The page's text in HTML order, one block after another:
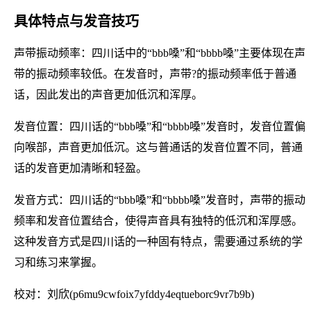
具体特点与发音技巧
声带振动频率：四川话中的“bbb嗓”和“bbbb嗓”主要体现在声
带的振动频率较低。在发音时，声带?的振动频率低于普通
话，因此发出的声音更加低沉和浑厚。
发音位置：四川话的“bbb嗓”和“bbbb嗓”发音时，发音位置偏
向喉部，声音更加低沉。这与普通话的发音位置不同，普通
话的发音更加清晰和轻盈。
发音方式：四川话的“bbb嗓”和“bbbb嗓”发音时，声带的振动
频率和发音位置结合，使得声音具有独特的低沉和浑厚感。
这种发音方式是四川话的一种固有特点，需要通过系统的学
习和练习来掌握。
校对：刘欣(p6mu9cwfoix7yfddy4eqtueborc9vr7b9b)